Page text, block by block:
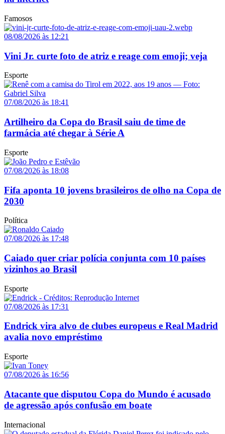
Famosos
08/08/2026 às 12:21
Vini Jr. curte foto de atriz e reage com emoji; veja
Esporte
07/08/2026 às 18:41
Artilheiro da Copa do Brasil saiu de time de
farmácia até chegar à Série A
Esporte
07/08/2026 às 18:08
Fifa aponta 10 jovens brasileiros de olho na Copa de
2030
Política
07/08/2026 às 17:48
Caiado quer criar polícia conjunta com 10 países
vizinhos ao Brasil
Esporte
07/08/2026 às 17:31
Endrick vira alvo de clubes europeus e Real Madrid
avalia novo empréstimo
Esporte
07/08/2026 às 16:56
Atacante que disputou Copa do Mundo é acusado
de agressão após confusão em boate
Internacional